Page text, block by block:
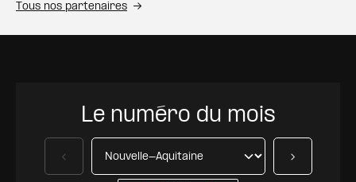
Tous nos partenaires
Le numéro du mois
Précédent Suivant